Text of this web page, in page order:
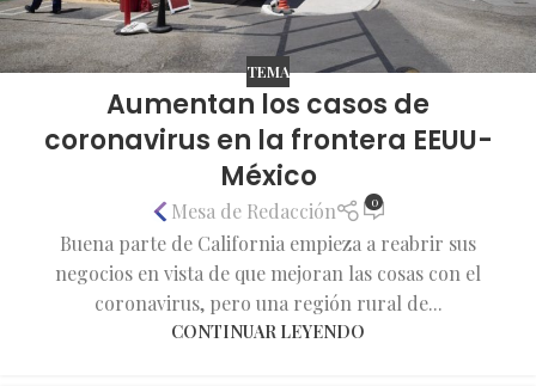
TEMA
Aumentan los casos de
coronavirus en la frontera EEUU-
México
Mesa de Redacción 0
Buena parte de California empieza a reabrir sus
negocios en vista de que mejoran las cosas con el
coronavirus, pero una región rural de...
CONTINUAR LEYENDO